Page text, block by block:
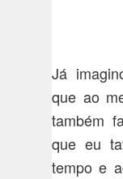
Já
que ao
também
que eu
tempo e